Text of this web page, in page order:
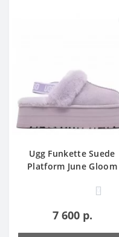
Ugg Funkette Suede
Platform June Gloom
0
7 600 р.